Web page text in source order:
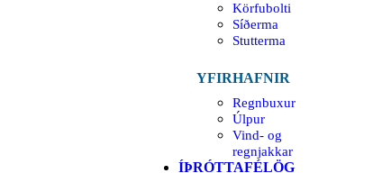
Körfubolti
Síðerma
Stutterma
YFIRHAFNIR
Regnbuxur
Úlpur
Vind- og
regnjakkar
ÍÞRÓTTAFÉLÖG